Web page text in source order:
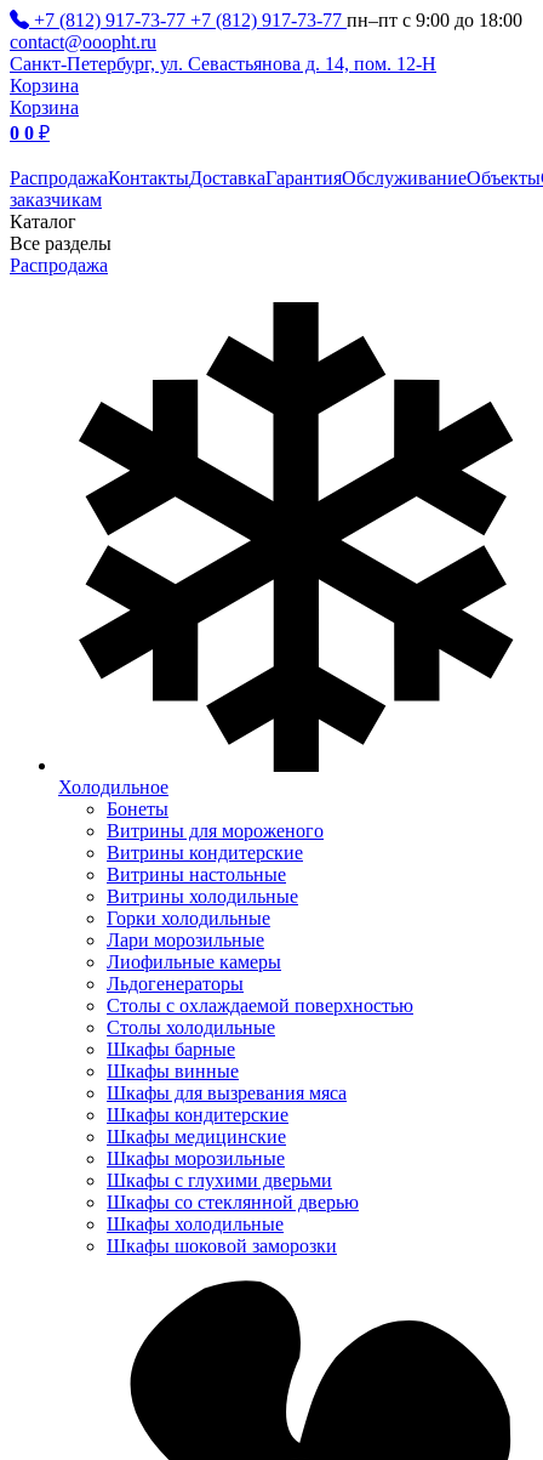
+7 (812) 917-73-77 +7 (812) 917-73-77 пн–пт с 9:00 до 18:00
contact@ooopht.ru
Санкт-Петербург, ул. Севастьянова д. 14, пом. 12-Н
Корзина
Корзина
0 0 ₽
РаспродажаКонтактыДоставкаГарантияОбслуживаниеОбъекты
заказчикам
Каталог
Все разделы
Распродажа
Холодильное
Бонеты
Витрины для мороженого
Витрины кондитерские
Витрины настольные
Витрины холодильные
Горки холодильные
Лари морозильные
Лиофильные камеры
Льдогенераторы
Столы с охлаждаемой поверхностью
Столы холодильные
Шкафы барные
Шкафы винные
Шкафы для вызревания мяса
Шкафы кондитерские
Шкафы медицинские
Шкафы морозильные
Шкафы с глухими дверьми
Шкафы со стеклянной дверью
Шкафы холодильные
Шкафы шоковой заморозки